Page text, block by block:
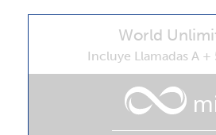
World
Incluye Llamadas A +